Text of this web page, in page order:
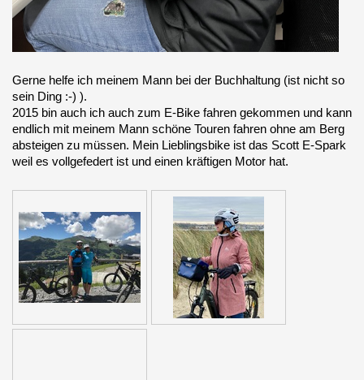
Gerne helfe ich meinem Mann bei der Buchhaltung (ist nicht so
sein Ding :-) ).
2015 bin auch ich auch zum E-Bike fahren gekommen und kann
endlich mit meinem Mann schöne Touren fahren ohne am Berg
absteigen zu müssen. Mein Lieblingsbike ist das Scott E-Spark
weil es vollgefedert ist und einen kräftigen Motor hat.